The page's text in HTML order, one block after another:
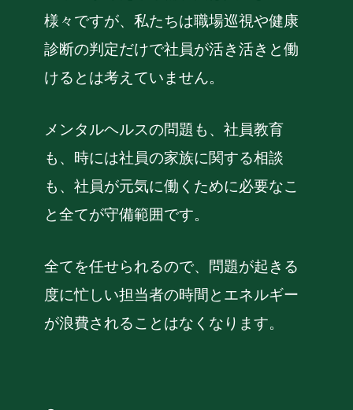
様々ですが、私たちは職場巡視や健康
診断の判定だけで社員が活き活きと働
けるとは考えていません。
メンタルヘルスの問題も、社員教育
も、時には社員の家族に関する相談
も、社員が元気に働くために必要なこ
と全てが守備範囲です。
全てを任せられるので、問題が起きる
度に忙しい担当者の時間とエネルギー
が浪費されることはなくなります。